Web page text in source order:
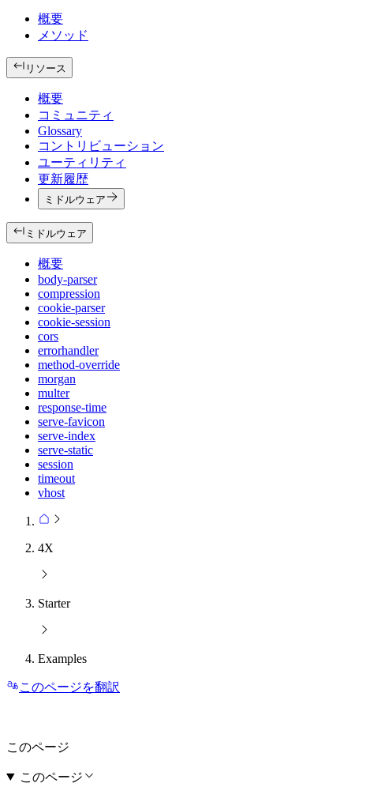
概要
メソッド
リソース
概要
コミュニティ
Glossary
コントリビューション
ユーティリティ
更新履歴
ミドルウェア
ミドルウェア
概要
body-parser
compression
cookie-parser
cookie-session
cors
errorhandler
method-override
morgan
multer
response-time
serve-favicon
serve-index
serve-static
session
timeout
vhost
4X
Starter
Examples
このページを翻訳
このページ
このページ